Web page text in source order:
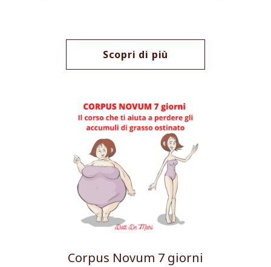
Scopri di più
Corpus Novum 7 giorni